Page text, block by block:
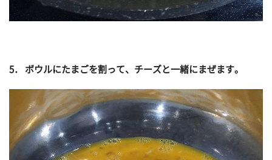
5． ボウルにたまごを割って、チーズと一緒にまぜます。